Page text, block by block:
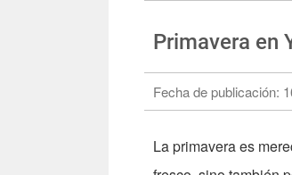
Primavera en
Fecha de publicación:
La primavera es